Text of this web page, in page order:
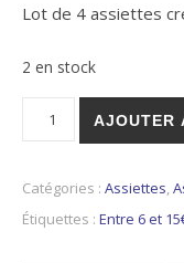
Lot de 4 assiettes
2 en stock
AJOUTER
Catégories : Assiettes,
Étiquettes : Entre 6 et